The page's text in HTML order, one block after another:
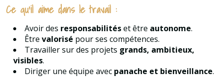
Ce qu’il aime dans le travail :
Avoir des responsabilitéset être autonome.
Être valorisé pour ses compétences.
Travailler sur des projets grands, ambitieux,
visibles.
Diriger une équipe avec panache et bienveillance.